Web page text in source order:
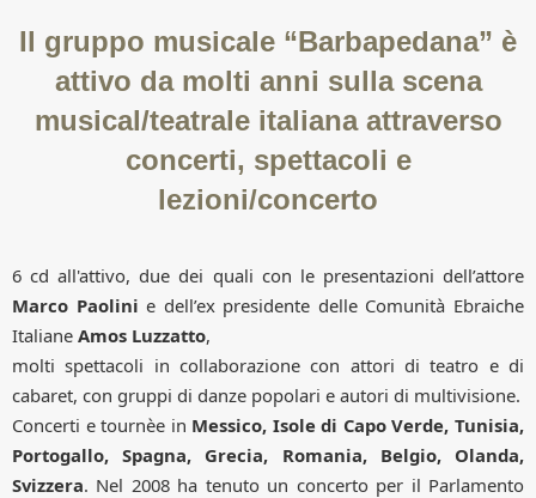
Il gruppo musicale “Barbapedana” è
attivo da molti anni sulla scena
musical/teatrale italiana attraverso
concerti, spettacoli e
lezioni/concerto
6 cd all'attivo, due dei quali con le presentazioni dell’attore
Marco Paolini e dell’ex presidente delle Comunità Ebraiche
Italiane Amos Luzzatto,
molti spettacoli in collaborazione con attori di teatro e di
cabaret, con gruppi di danze popolari e autori di multivisione.
Concerti e tournèe in Messico, Isole di Capo Verde, Tunisia,
Portogallo, Spagna, Grecia, Romania, Belgio, Olanda,
Svizzera. Nel 2008 ha tenuto un concerto per il Parlamento